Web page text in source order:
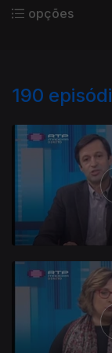
opções
190